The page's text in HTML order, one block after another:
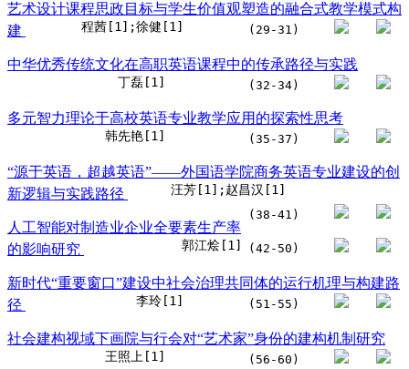
艺术设计课程思政目标与学生价值观塑造的融合式教学模式构
建
程茜[1];徐健[1] (29-31)
中华优秀传统文化在高职英语课程中的传承路径与实践
丁磊[1] (32-34)
多元智力理论于高校英语专业教学应用的探索性思考
韩先艳[1] (35-37)
“源于英语，超越英语”——外国语学院商务英语专业建设的创
新逻辑与实践路径
汪芳[1];赵昌汉[1]
(38-41)
人工智能对制造业企业全要素生产率
的影响研究
郭江烩[1] (42-50)
新时代“重要窗口”建设中社会治理共同体的运行机理与构建路
径
李玲[1] (51-55)
社会建构视域下画院与行会对“艺术家”身份的建构机制研究
王照上[1] (56-60)